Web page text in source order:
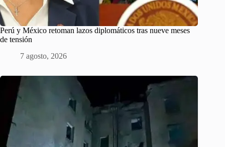
Perú y México retoman lazos diplomáticos tras nueve meses
de tensión
7 agosto, 2026